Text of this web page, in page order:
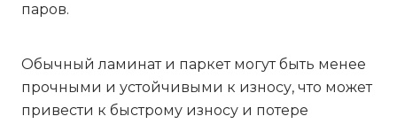
паров.
Обычный ламинат и паркет могут быть менее
прочными и устойчивыми к износу, что может
привести к быстрому износу и потере